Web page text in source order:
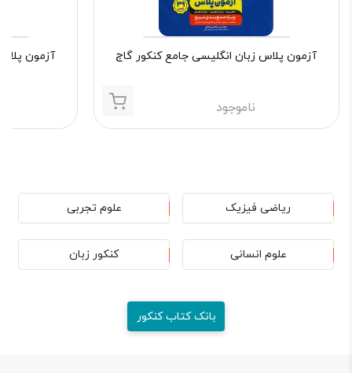
آزمون پلاس زبان انگلیسی جامع کنکور گاج
ناموجود
آزمون
ریاضی فیزیک علوم تجربی
علوم انسانی کنکور زبان
بانک کتاب کنکور